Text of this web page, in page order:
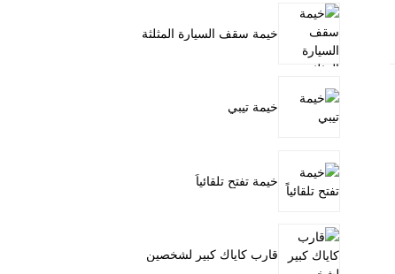
خيمة سقف السيارة المثلثة
خيمة تيبي
خيمة تفتح تلقائياً
قارب كاياك كبير لشخصين